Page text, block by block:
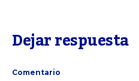
Dejar respuesta
Comentario